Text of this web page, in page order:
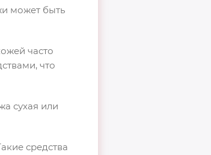
может быть
часто
что
сухая или
средства